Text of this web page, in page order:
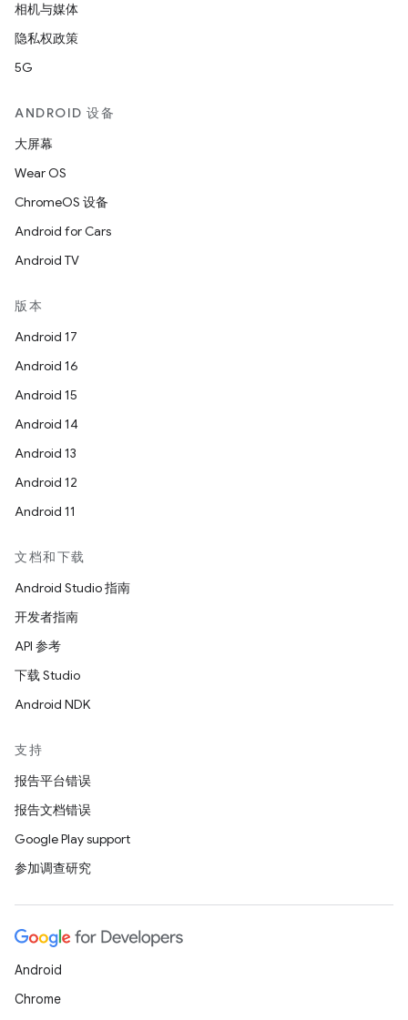
相机与媒体
隐私权政策
5G
ANDROID 设备
大屏幕
Wear OS
ChromeOS 设备
Android for Cars
Android TV
版本
Android 17
Android 16
Android 15
Android 14
Android 13
Android 12
Android 11
文档和下载
Android Studio 指南
开发者指南
API 参考
下载 Studio
Android NDK
支持
报告平台错误
报告文档错误
Google Play support
参加调查研究
Android
Chrome